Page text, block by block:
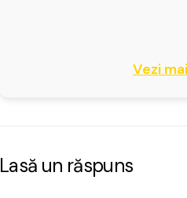
Vezi
Lasă un răspuns